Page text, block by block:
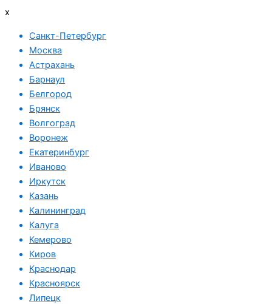
x
Санкт-Петербург
Москва
Астрахань
Барнаул
Белгород
Брянск
Волгоград
Воронеж
Екатеринбург
Иваново
Иркутск
Казань
Калининград
Калуга
Кемерово
Киров
Краснодар
Красноярск
Липецк